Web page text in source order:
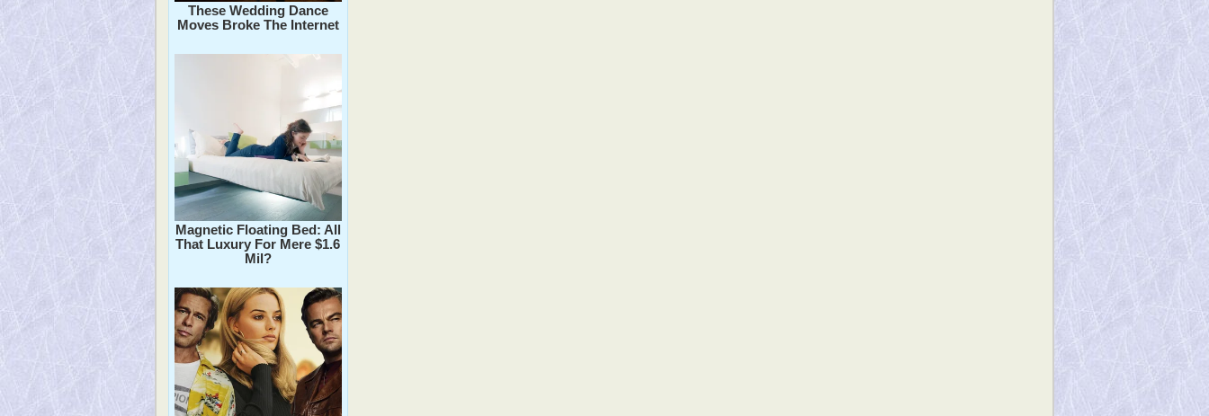
These Wedding Dance
Moves Broke The Internet
Magnetic Floating Bed: All
That Luxury For Mere $1.6
Mil?